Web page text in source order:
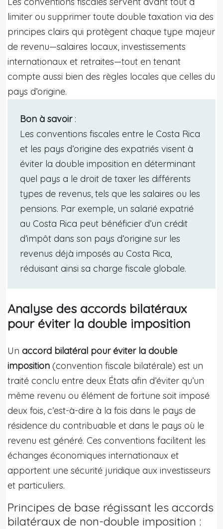
limiter ou supprimer toute double taxation via des
principes clairs qui protègent chaque type majeur
de revenu—salaires locaux, investissements
internationaux et retraites—tout en tenant
compte aussi bien des règles locales que celles du
pays d’origine.
Bon à savoir:
Les conventions fiscales entre le Costa Rica
et les pays d’origine des expatriés visent à
éviter la double imposition en déterminant
quel pays a le droit de taxer les différents
types de revenus, tels que les salaires ou les
pensions. Par exemple, un salarié expatrié
au Costa Rica peut bénéficier d’un crédit
d’impôt dans son pays d’origine sur les
revenus déjà imposés au Costa Rica,
réduisant ainsi sa charge fiscale globale.
Analyse des accords bilatéraux
pour éviter la double imposition
Un accord bilatéral pour éviter la double
imposition (convention fiscale bilatérale) est un
traité conclu entre deux États afin d’éviter qu’un
même revenu ou élément de fortune soit imposé
deux fois, c’est-à-dire à la fois dans le pays de
résidence du contribuable et dans le pays où le
revenu est généré. Ces conventions facilitent les
échanges économiques internationaux et
apportent une sécurité juridique aux investisseurs
et particuliers.
Principes de base régissant les accords
bilatéraux de non-double imposition :